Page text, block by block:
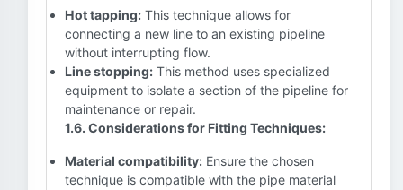
Hot tapping: This technique allows for
connecting a new line to an existing pipeline
without interrupting flow.
Line stopping: This method uses specialized
equipment to isolate a section of the pipeline for
maintenance or repair.
1.6. Considerations for Fitting Techniques:
Material compatibility: Ensure the chosen
technique is compatible with the pipe material